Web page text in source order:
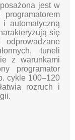
jest w
automatyczną
się
tuneli
z warunkami
programator
cykle 100–120
rozruch i